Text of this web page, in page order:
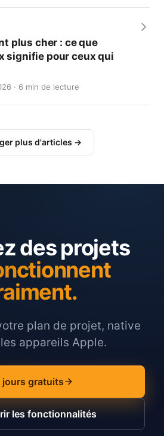
plus cher : ce que
signifie pour ceux qui
· 6 min de lecture
plus d'articles →
des projets
plan de projet, native
appareils Apple.
jours gratuits
les fonctionnalités